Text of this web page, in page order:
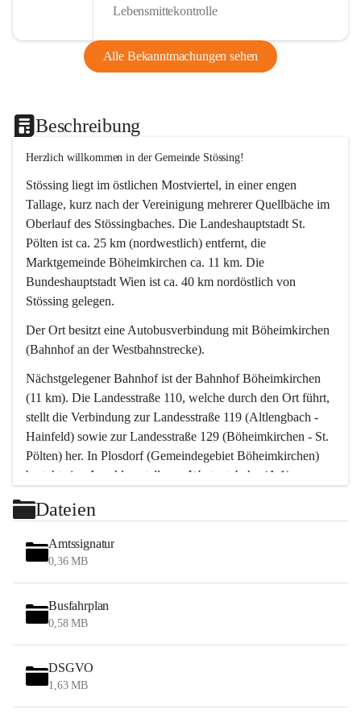
Lebensmittekontrolle
Alle Bekanntmachungen sehen
Beschreibung
Herzlich willkommen in der Gemeinde Stössing!
Stössing liegt im östlichen Mostviertel, in einer engen
Tallage, kurz nach der Vereinigung mehrerer Quellbäche im
Oberlauf des Stössingbaches. Die Landeshauptstadt St.
Pölten ist ca. 25 km (nordwestlich) entfernt, die
Marktgemeinde Böheimkirchen ca. 11 km. Die
Bundeshauptstadt Wien ist ca. 40 km nordöstlich von
Stössing gelegen.
Der Ort besitzt eine Autobusverbindung mit Böheimkirchen
(Bahnhof an der Westbahnstrecke).
Nächstgelegener Bahnhof ist der Bahnhof Böheimkirchen
(11 km). Die Landesstraße 110, welche durch den Ort führt,
stellt die Verbindung zur Landesstraße 119 (Altlengbach -
Hainfeld) sowie zur Landesstraße 129 (Böheimkirchen - St.
Pölten) her. In Plosdorf (Gemeindegebiet Böheimkirchen)
besteht eine Anschlussstelle zur Westautobahn (A 1).
Wien erreicht man in ca. 45 Minuten.
Stössing zählt noch zum Naherholungsraum Wien sowie
zum Naherholungsraum St. Pölten. Viele Bauernhöfe hatten
„ihre Wiener“. Seit 1960 bauten viele Wiener
Wochenendhäuser im Gemeindegebiet. Wegen des
waldreichen Jagdgebietes haben viele Jagdpächter ihre
Das Wandern ist aus touristischer Sicht die bedeutendste
Tätigkeit. Das hügelige Gebiet mit Wanderwegen durch
Wiesen, Wälder und Obstkulturen lädt dazu ein. Gefördert
Dateien
Amtssignatur
0,36 MB
Busfahrplan
0,58 MB
DSGVO
1,63 MB